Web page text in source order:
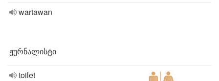
wartawan
ჟურნალისტი
toilet